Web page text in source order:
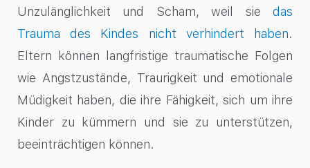
Unzulänglichkeit und Scham, weil sie das
Trauma des Kindes nicht verhindert haben.
Eltern können langfristige traumatische Folgen
wie Angstzustände, Traurigkeit und emotionale
Müdigkeit haben, die ihre Fähigkeit, sich um ihre
Kinder zu kümmern und sie zu unterstützen,
beeinträchtigen können.